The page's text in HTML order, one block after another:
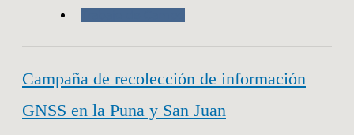
Campaña de recolección de información
GNSS en la Puna y San Juan